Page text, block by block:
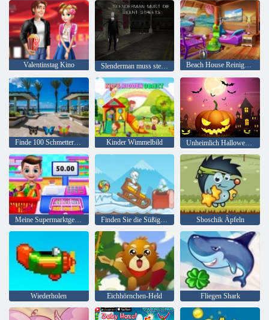
Valentinstag Kino Slenderman muss sterben: Stille Straßen Beach House Reinigung
Finde 100 Schmetterlinge Kinder Wimmelbild Unheimlich Halloween-Party
Meine Supermarktgeschichte Finden Sie die Süßigkeit: Winter Sboschik Äpfeln
Wiederholen Eichhörnchen-Held Fliegen Shark